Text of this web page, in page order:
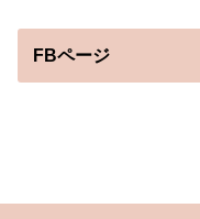
FBページ